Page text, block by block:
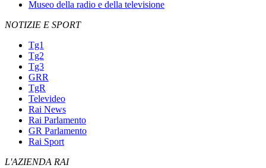
Museo della radio e della televisione
NOTIZIE E SPORT
Tg1
Tg2
Tg3
GRR
TgR
Televideo
Rai News
Rai Parlamento
GR Parlamento
Rai Sport
L'AZIENDA RAI